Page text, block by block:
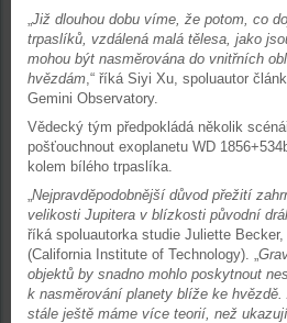
„Již dlouhou dobu víme, že potom, co
trpaslíků, vzdálená malá tělesa, jako
mohou být nasměrována do vnitřních
hvězdám,“ říká Siyi Xu, spoluautor
Gemini Observatory.
Vědecký tým předpokládá několik
pošťouchnout exoplanetu WD
kolem bílého trpaslíka.
„Nejpravděpodobnější důvod přežití
velikosti Jupitera v blízkosti původní
říká spoluautorka studie Juliette
(California Institute of Technology). „
objektů by snadno mohlo poskytnout
k nasměrování planety blíže ke
stále ještě máme více teorií, než